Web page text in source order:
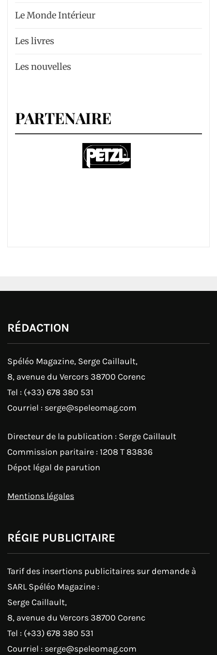
Le Monde Intérieur
Les livres
Les nouvelles
PARTENAIRE
RÉDACTION
Spéléo Magazine, Serge Caillault,
8, avenue du Vercors 38700 Corenc
Tel : (+33) 678 380 531
Courriel : serge@speleomag.com
Directeur de la publication : Serge Caillault
Commission paritaire : 1208 T 83836
Dépot légal de parution
Mentions légales
RÉGIE PUBLICITAIRE
Tarif des insertions publicitaires sur demande à
SARL Spéléo Magazine :
Serge Caillault,
8, avenue du Vercors 38700 Corenc
Tel : (+33) 678 380 531
Courriel : serge@speleomag.com